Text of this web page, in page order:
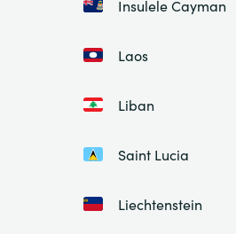
Insulele Cayman
Laos
Liban
Saint Lucia
Liechtenstein